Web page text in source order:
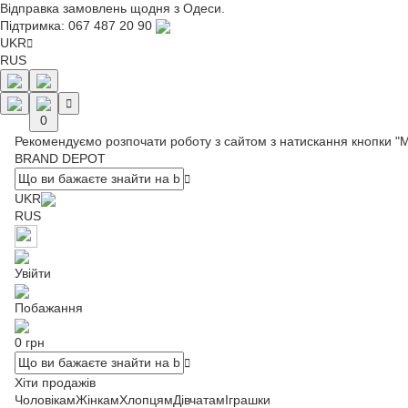
Відправка замовлень щодня з Одеси.
Підтримка: 067 487 20 90
UKR
RUS
0
Рекомендуємо розпочати роботу з сайтом з натискання кнопки
BRAND DEPOT
UKR
RUS
Увійти
Побажання
0 грн
Хіти продажів
ЧоловікамЖінкамХлопцямДівчатамІграшки